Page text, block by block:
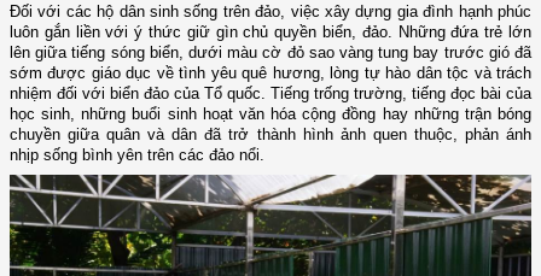
Đối với các hộ dân sinh sống trên đảo, việc xây dựng gia đình hạnh phúc
luôn gắn liền với ý thức giữ gìn chủ quyền biển, đảo. Những đứa trẻ lớn
lên giữa tiếng sóng biển, dưới màu cờ đỏ sao vàng tung bay trước gió đã
sớm được giáo dục về tình yêu quê hương, lòng tự hào dân tộc và trách
nhiệm đối với biển đảo của Tổ quốc. Tiếng trống trường, tiếng đọc bài của
học sinh, những buổi sinh hoạt văn hóa cộng đồng hay những trận bóng
chuyền giữa quân và dân đã trở thành hình ảnh quen thuộc, phản ánh
nhịp sống bình yên trên các đảo nổi.